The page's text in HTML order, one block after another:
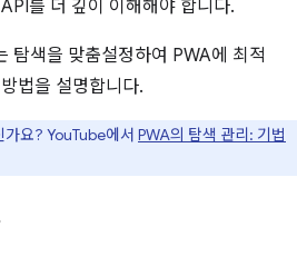
를 더 깊이 이해해야 합니다.
탐색을 맞춤설정하여 PWA에 최적
법을 설명합니다.
요? YouTube에서 PWA의 탐색 관리: 기법